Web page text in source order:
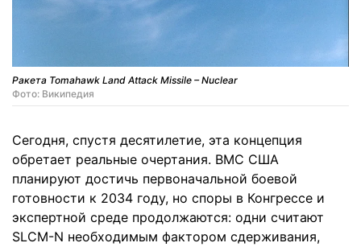
Ракета Tomahawk Land Attack Missile – Nuclear
Фото: Википедия
Сегодня, спустя десятилетие, эта концепция
обретает реальные очертания. ВМС США
планируют достичь первоначальной боевой
готовности к 2034 году, но споры в Конгрессе и
экспертной среде продолжаются: одни считают
SLCM-N необходимым фактором сдерживания,